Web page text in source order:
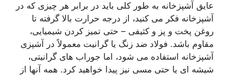
عایق آشپزخانه به طور کلی باید در برابر هر چیزی که در
آشپزخانه فکر می کنید، از درجه حرارت بالا گرفته تا
روغن پخت و پز و کثیفی – حتی تمیز کردن شیمیایی،
مقاوم باشد. فولاد ضد زنگ یا گرانیت معمولاً در آشپزی
آشپزخانه استفاده می شود، اما جوراب های گرانیتی،
شیشه ای یا حتی مسی نیز پیدا خواهید کرد. همه آنها از